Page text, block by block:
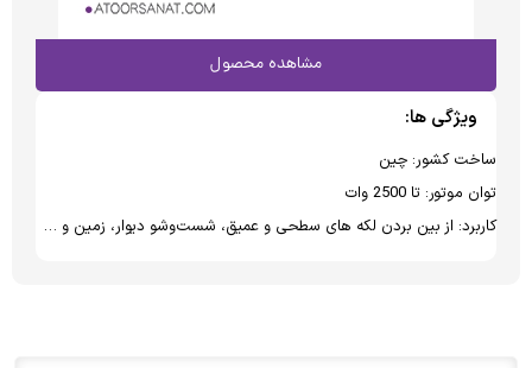
مشاهده محصول
ویژگی ها:
ساخت کشور: چین
توان موتور: تا 2500 وات
کاربرد: از بین بردن لکه های سطحی و عمیق، شست‌و‌شو دیوار، زمین و …